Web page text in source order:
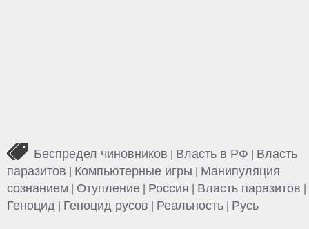
Беспредел чиновников Власть в РФ
Власть
паразитов
Компьютерные игры
Манипуляция
сознанием
Отупление Россия Власть паразитов
Геноцид Геноцид русов Реальность Русь